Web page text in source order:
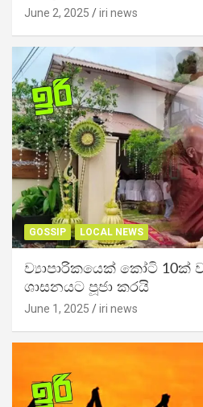
June 2, 2025 iri news
GOSSIP LOCAL NEWS
ව්‍යාපාරිකයෙක් කෝටි 10ක්
ශාසනයට පූජා කරයි
June 1, 2025 iri news